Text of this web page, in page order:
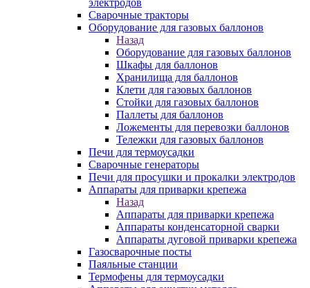
электродов
Сварочные тракторы
Оборудование для газовых баллонов
Назад
Оборудование для газовых баллонов
Шкафы для баллонов
Хранилища для баллонов
Клети для газовых баллонов
Стойки для газовых баллонов
Паллеты для баллонов
Ложементы для перевозки баллонов
Тележки для газовых баллонов
Печи для термоусадки
Сварочные генераторы
Печи для просушки и прокалки электродов
Аппараты для приварки крепежа
Назад
Аппараты для приварки крепежа
Аппараты конденсаторной сварки
Аппараты дуговой приварки крепежа
Газосварочные посты
Паяльные станции
Термофены для термоусадки